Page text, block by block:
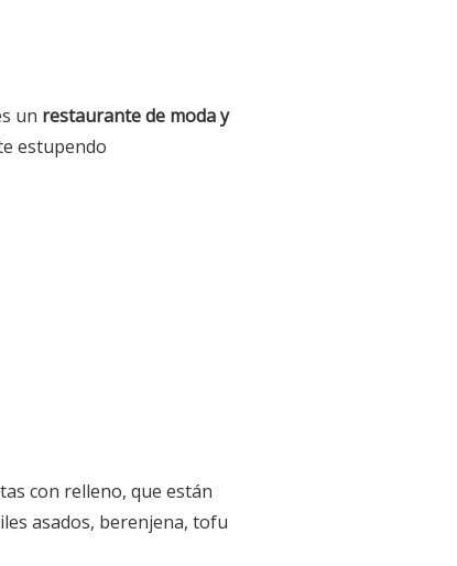
un restaurante de moda y
estupendo
con relleno, que están
asados, berenjena, tofu